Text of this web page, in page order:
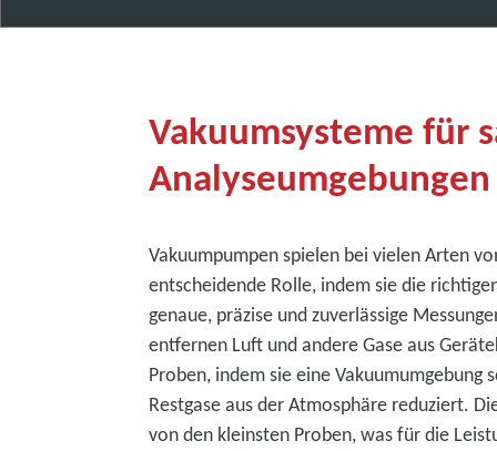
Vakuumsysteme für
Analyseumgebungen
Vakuumpumpen spielen bei vielen Arten
entscheidende Rolle, indem sie die
genaue, präzise und zuverlässige
entfernen Luft und andere Gase aus
Proben, indem sie eine
Restgase aus der Atmosphäre reduziert.
von den kleinsten Proben, was für die